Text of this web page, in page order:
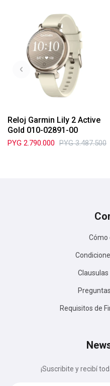
Reloj Garmin Lily 2 Active
Gold 010-02891-00
PYG 2.790.000 PYG 3.487.500
Cómo
Clausulas
Requisitos de
¡Suscribite y recibí